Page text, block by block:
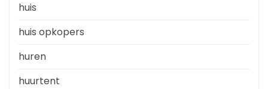
huis
huis opkopers
huren
huurtent